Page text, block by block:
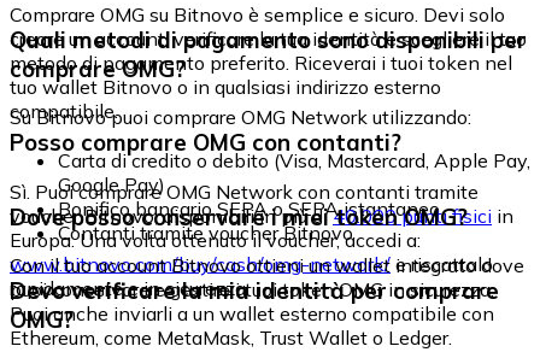
Comprare OMG su Bitnovo è semplice e sicuro. Devi solo
creare un account, verificare la tua identità e scegliere il tuo
metodo di pagamento preferito. Riceverai i tuoi token nel
tuo wallet Bitnovo o in qualsiasi indirizzo esterno
compatibile.
Quali metodi di pagamento sono disponibili per
comprare OMG?
Su Bitnovo puoi comprare OMG Network utilizzando:
Carta di credito o debito (Visa, Mastercard, Apple Pay,
Google Pay)
Bonifico bancario SEPA o SEPA istantaneo
Contanti tramite voucher Bitnovo
Posso comprare OMG con contanti?
Sì. Puoi comprare OMG Network con contanti tramite
voucher Bitnovo, disponibili in più di40.000 punti fisici in
Europa. Una volta ottenuto il voucher, accedi a:
www.bitnovo.com/buy/cash/omg-network/ e riscattalo
rapidamente e in sicurezza.
Dove posso conservare i miei token OMG?
Con il tuo account Bitnovo ottieni un wallet integrato dove
puoi conservare e gestire i tuoi token OMG in sicurezza.
Puoi anche inviarli a un wallet esterno compatibile con
Ethereum, come MetaMask, Trust Wallet o Ledger.
Devo verificare la mia identità per comprare
OMG?